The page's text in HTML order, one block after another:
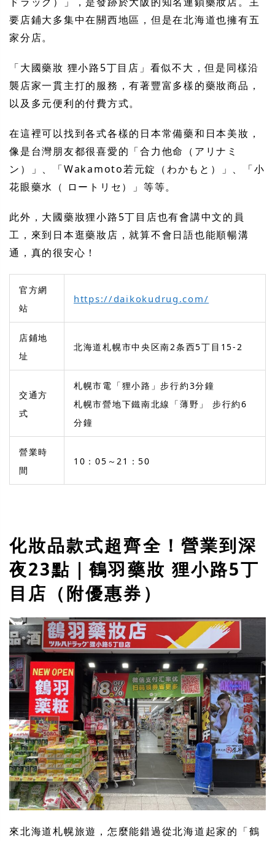
要店鋪大多集中在關西地區，但是在北海道也擁有五
家分店。
「大國藥妝 狸小路5丁目店」看似不大，但是同樣沿
襲店家一貫主打的服務，有著豐富多樣的藥妝商品，
以及多元便利的付費方式。
在這裡可以找到各式各樣的日本常備藥和日本美妝，
像是台灣朋友都很喜愛的「合力他命（アリナミ
ン）」、「Wakamoto若元錠（わかもと）」、「小
花眼藥水（ ロートリセ）」等等。
此外，大國藥妝狸小路5丁目店也有會講中文的員
工，來到日本逛藥妝店，就算不會日語也能順暢溝
通，真的很安心！
官方網
站
https://daikokudrug.com/
店鋪地
址
北海道札幌市中央区南2条西5丁目15-2
交通方
式
札幌市電「狸小路」步行約3分鐘
札幌市營地下鐵南北線「薄野」 步行約6
分鐘
營業時
間
10：05～21：50
化妝品款式超齊全！營業到深
夜23點｜鶴羽藥妝 狸小路5丁
目店（附優惠券）
來北海道札幌旅遊，怎麼能錯過從北海道起家的「鶴